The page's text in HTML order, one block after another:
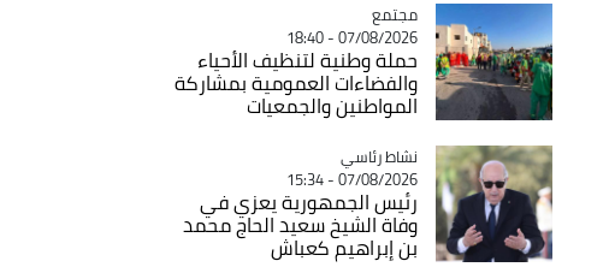
Catégorie
مجتمع
07/08/2026 - 18:40
حملة وطنية لتنظيف الأحياء
والفضاءات العمومية بمشاركة
المواطنين والجمعيات
Catégorie
نشاط رئاسي
07/08/2026 - 15:34
رئيس الجمهورية يعزي في
وفاة الشيخ سعيد الحاج محمد
بن إبراهيم كعباش